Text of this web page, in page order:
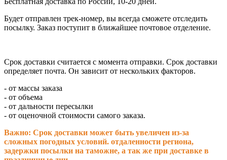
Будет отправлен трек-номер, вы всегда сможете отследить
посылку. Заказ поступит в ближайшее почтовое отделение.
Срок доставки считается с момента отправки. Срок доставки
определяет почта. Он зависит от нескольких факторов.
- от массы заказа
- от объема
- от дальности пересылки
- от оценочной стоимости самого заказа.
Важно: Срок доставки может быть увеличен из-за
сложных погодных условий. отдаленности региона,
задержки посылки на таможне, а так же при доставке в